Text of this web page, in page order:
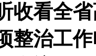
收看全
整治工